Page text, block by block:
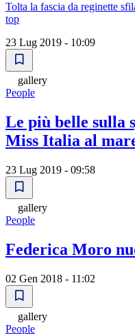
Tolta la fascia da reginette
top
23 Lug 2019 - 10:09
gallery
People
Le più belle sulla
Miss Italia al
23 Lug 2019 - 09:58
gallery
People
Federica Moro
02 Gen 2018 - 11:02
gallery
People